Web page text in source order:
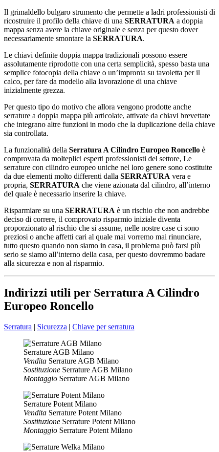
Il grimaldello bulgaro strumento che permette a ladri professionisti di
ricostruire il profilo della chiave di una SERRATURA a doppia
mappa senza avere la chiave originale e senza per questo dover
necessariamente smontare la SERRATURA.
Le chiavi definite doppia mappa tradizionali possono essere
assolutamente riprodotte con una certa semplicità, spesso basta una
semplice fotocopia della chiave o un’impronta su tavoletta per il
calco, per fare da modello alla lavorazione di una chiave
inizialmente grezza.
Per questo tipo do motivo che allora vengono prodotte anche
serrature a doppia mappa più articolate, attivate da chiavi brevettate
che integrano altre funzioni in modo che la duplicazione della chiave
sia controllata.
La funzionalità della Serratura A Cilindro Europeo Roncello è
comprovata da molteplici esperti professionisti del settore, Le
serrature con cilindro europeo uniche nel loro genere sono costituite
da due elementi molto differenti dalla SERRATURA vera e
propria, SERRATURA che viene azionata dal cilindro, all’interno
del quale è necessario inserire la chiave.
Risparmiare su una SERRATURA è un rischio che non andrebbe
deciso di correre, il comprovato risparmio iniziale diventa
proporzionato al rischio che si assume, nelle nostre case ci sono
preziosi o anche affetti cari al quale mai vorremo mai rinunciare,
tutto questo quando non siamo in casa, il problema può farsi più
serio se siamo all’interno della casa, per questo dovremmo badare
alla sicurezza e non al risparmio.
Indirizzi utili per Serratura A Cilindro
Europeo Roncello
Serratura | Sicurezza | Chiave per serratura
Serrature AGB Milano
Vendita Serrature AGB Milano
Sostituzione Serrature AGB Milano
Montaggio Serrature AGB Milano
Serrature Potent Milano
Vendita Serrature Potent Milano
Sostituzione Serrature Potent Milano
Montaggio Serrature Potent Milano